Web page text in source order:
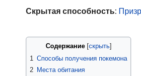
Скрытая способность:
Содержание
1 Способы получения покемона
2 Места обитания